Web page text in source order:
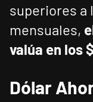
superiores a
mensuales,
valúa en los
Dólar